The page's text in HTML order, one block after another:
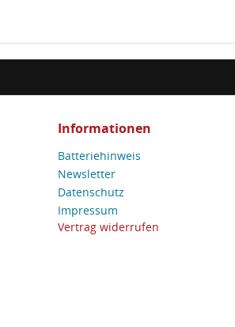
Informationen
Batteriehinweis
Newsletter
Datenschutz
Impressum
Vertrag widerrufen